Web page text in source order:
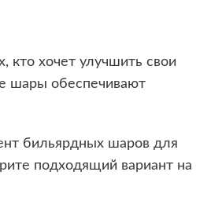
хочет улучшить свои
шары обеспечивают
бильярдных шаров для
подходящий вариант на